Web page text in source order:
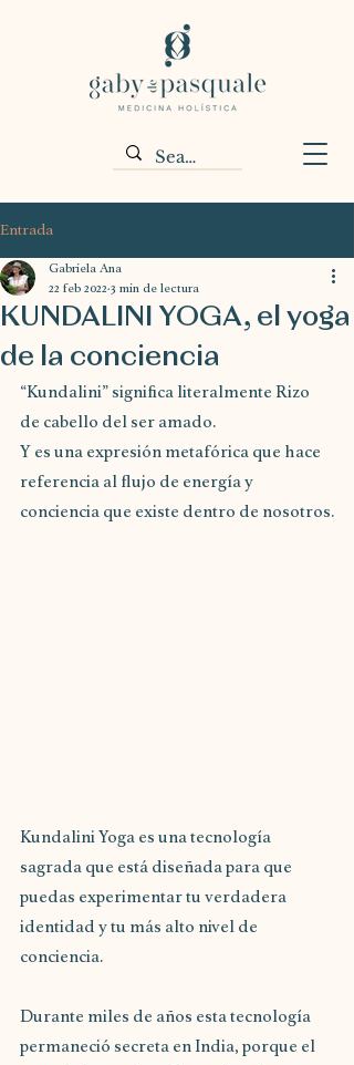
Entrada
KUNDALINI YOGA, el yoga
de la conciencia
Gabriela Ana
22 feb 2022 3 min de lectura
“Kundalini” significa literalmente Rizo
de cabello del ser amado.
Y es una expresión metafórica que hace
referencia al flujo de energía y
conciencia que existe dentro de nosotros.
Kundalini Yoga es una tecnología
sagrada que está diseñada para que
puedas experimentar tu verdadera
identidad y tu más alto nivel de
conciencia.
Durante miles de años esta tecnología
permaneció secreta en India, porque el